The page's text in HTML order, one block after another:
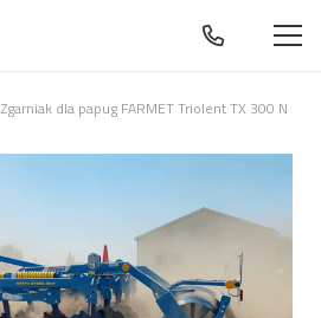
Zgarniak dla papug FARMET Triolent TX 300 N